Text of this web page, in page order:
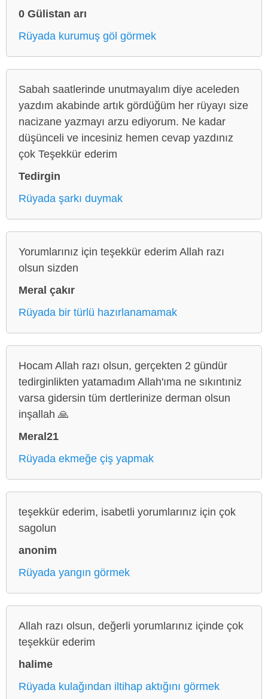
0 Gülistan arı
Rüyada kurumuş göl görmek
Sabah saatlerinde unutmayalım diye aceleden
yazdım akabinde artık gördüğüm her rüyayı size
nacizane yazmayı arzu ediyorum. Ne kadar
düşünceli ve incesiniz hemen cevap yazdınız
çok Teşekkür ederim
Tedirgin
Rüyada şarkı duymak
Yorumlarınız için teşekkür ederim Allah razı
olsun sizden
Meral çakır
Rüyada bir türlü hazırlanamamak
Hocam Allah razı olsun, gerçekten 2 gündür
tedirginlikten yatamadım Allah'ıma ne sıkıntıniz
varsa gidersin tüm dertlerinize derman olsun
inşallah 🙏
Meral21
Rüyada ekmeğe çiş yapmak
teşekkür ederim, isabetli yorumlarınız için çok
sagolun
anonim
Rüyada yangın görmek
Allah razı olsun, değerli yorumlarınız içinde çok
teşekkür ederim
halime
Rüyada kulağından iltihap aktığını görmek